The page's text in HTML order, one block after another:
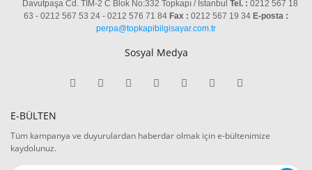
Davutpaşa Cd. TİM-2 C Blok No:332 Topkapı / Istanbul Tel. : 0212 567 18
63 - 0212 567 53 24 - 0212 576 71 84 Fax : 0212 567 19 34 E-posta :
perpa@topkapibilgisayar.com.tr
Sosyal Medya
E-BÜLTEN
Tüm kampanya ve duyurulardan haberdar olmak için e-bültenimize
kaydolunuz.